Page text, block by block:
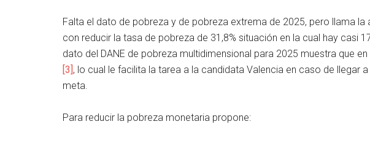
Falta el dato de pobreza y de pobreza extrema de 2025, pero llama
con reducir la tasa de pobreza de 31,8% situación en la cual hay casi
dato del DANE de pobreza multidimensional para 2025 muestra que
[3], lo cual le facilita la tarea a la candidata Valencia en caso de llegar
meta.
Para reducir la pobreza monetaria propone: